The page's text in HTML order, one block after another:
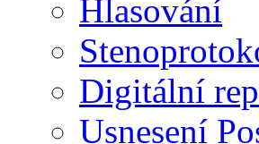
Hlasování
Digitální
Usnesení